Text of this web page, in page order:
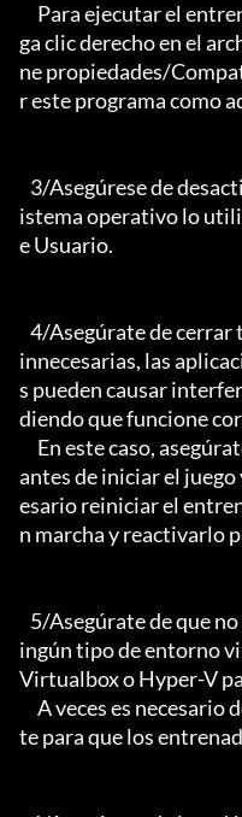
ga clic derecho en el
ne propiedades/
r este programa como
istema operativo lo
e Usuario.
innecesarias, las
s pueden causar
diendo que funcione
antes de iniciar el juego
esario reiniciar el
n marcha y reactivarlo
ingún tipo de entorno
Virtualbox o Hyper-V
te para que los